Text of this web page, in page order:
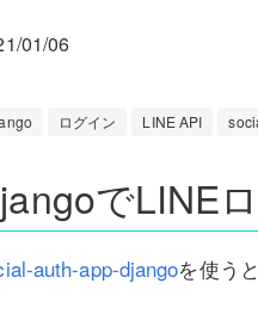
01/06
ログイン LINE API
でLINE
auth-app-djangoを使う